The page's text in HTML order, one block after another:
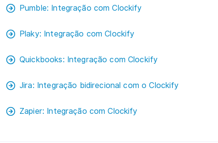
Integrações e complementos
Aplicativos
Pumble: Integração com Clockify
Plaky: Integração com Clockify
Quickbooks: Integração com Clockify
Jira: Integração bidirecional com o Clockify
Zapier: Integração com Clockify